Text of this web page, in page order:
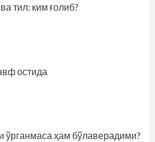
тил: ким ғолиб?
остида
ўрганмаса ҳам бўлаверадими?